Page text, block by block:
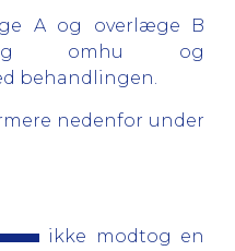
A og overlæge B
omhu og
behandlingen.
nedenfor under
ikke modtog en